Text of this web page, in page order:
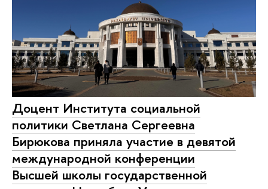
Доцент Института социальной
политики Светлана Сергеевна
Бирюкова приняла участие в девятой
международной конференции
Высшей школы государственной